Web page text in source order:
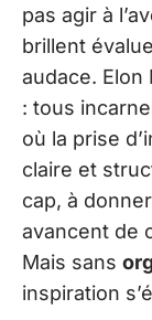
pas agir à
brillent
audace. Elon
: tous
où la prise
claire et
cap, à
avancent de
Mais sans
inspiration